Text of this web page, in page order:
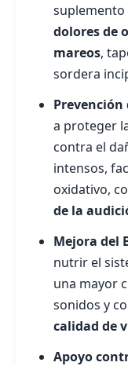
suplemento
dolores de
mareos,
sordera
a proteger
contra el
intensos,
oxidativo,
de la
Mejora del
nutrir el
una mayor
sonidos y
calidad de
Apoyo